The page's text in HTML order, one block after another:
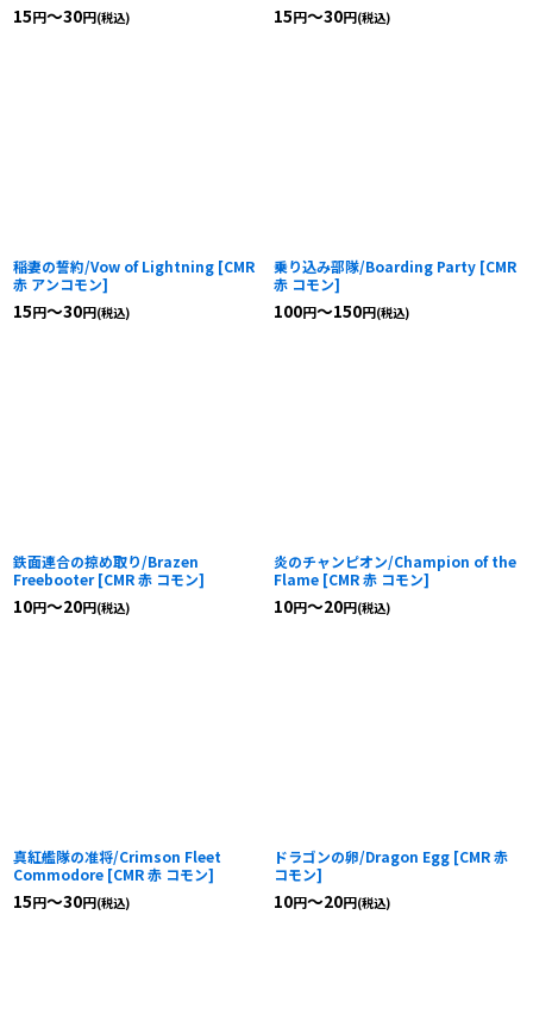
15円～30円(税込) 15円～30円(税込)
稲妻の誓約/Vow of Lightning [CMR
赤 アンコモン]
15円～30円(税込)
乗り込み部隊/Boarding Party [CMR
赤 コモン]
100円～150円(税込)
鉄面連合の掠め取り/Brazen
Freebooter [CMR 赤 コモン]
10円～20円(税込)
炎のチャンピオン/Champion of the
Flame [CMR 赤 コモン]
10円～20円(税込)
真紅艦隊の准将/Crimson Fleet
Commodore [CMR 赤 コモン]
15円～30円(税込)
ドラゴンの卵/Dragon Egg [CMR 赤
コモン]
10円～20円(税込)